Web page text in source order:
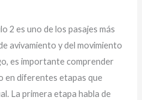
2 es uno de los pasajes más
avivamiento y del movimiento
es importante comprender
en diferentes etapas que
La primera etapa habla de